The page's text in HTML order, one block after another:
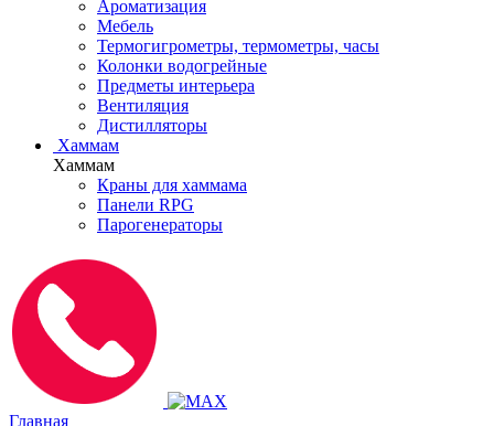
Ароматизация
Мебель
Термогигрометры, термометры, часы
Колонки водогрейные
Предметы интерьера
Вентиляция
Дистилляторы
Хаммам
Хаммам
Краны для хаммама
Панели RPG
Парогенераторы
Главная